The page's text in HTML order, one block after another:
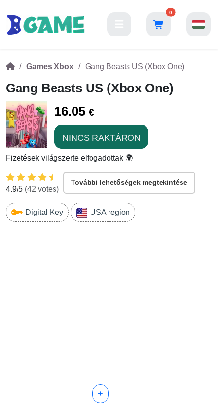
0
Games Xbox Gang Beasts US (Xbox One)
Gang Beasts US (Xbox One)
16.05 €
NINCS RAKTÁRON
Fizetések világszerte elfogadottak 🌍
4.9/5 (42 votes)
További lehetőségek megtekintése
Digital Key USA region
+